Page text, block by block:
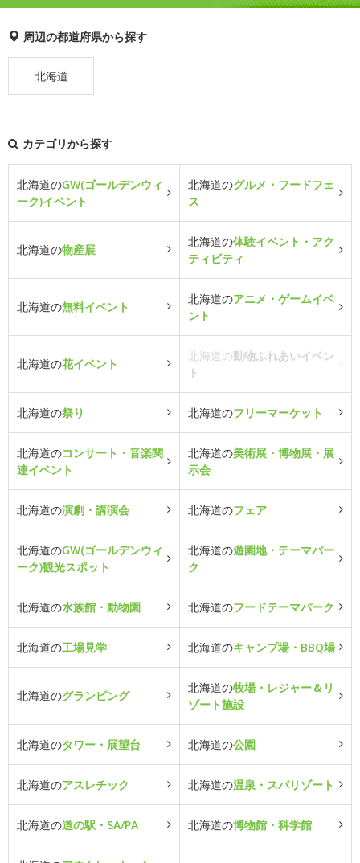
周辺の都道府県から探す
北海道
カテゴリから探す
北海道のGW(ゴールデンウィ
ーク)イベント
北海道のグルメ・フードフェ
ス
北海道の物産展
北海道の体験イベント・アク
ティビティ
北海道の無料イベント
北海道のアニメ・ゲームイベ
ント
北海道の花イベント
北海道の動物ふれあいイベン
ト
北海道の祭り 北海道のフリーマーケット
北海道のコンサート・音楽関
連イベント
北海道の美術展・博物展・展
示会
北海道の演劇・講演会 北海道のフェア
北海道のGW(ゴールデンウィ
ーク)観光スポット
北海道の遊園地・テーマパー
ク
北海道の水族館・動物園 北海道のフードテーマパーク
北海道の工場見学 北海道のキャンプ場・BBQ場
北海道のグランピング
北海道の牧場・レジャー＆リ
ゾート施設
北海道のタワー・展望台 北海道の公園
北海道のアスレチック 北海道の温泉・スパリゾート
北海道の道の駅・SA/PA 北海道の博物館・科学館